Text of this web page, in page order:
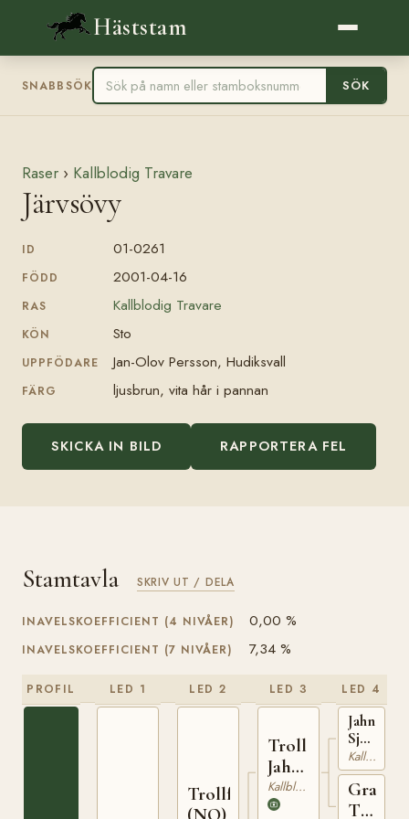
Häststam
SNABBSÖK SÖK
Raser › Kallblodig Travare
Järvsövy
ID 01-0261
FÖDD 2001-04-16
RAS Kallblodig Travare
KÖN Sto
UPPFÖDARE Jan-Olov Persson, Hudiksvall
FÄRG ljusbrun, vita hår i pannan
SKICKA IN BILD RAPPORTERA FEL
Stamtavla SKRIV UT / DELA
INAVELSKOEFFICIENT (4 NIVÅER) 0,00 %
INAVELSKOEFFICIENT (7 NIVÅER) 7,34 %
PROFIL LED 1 LED 2
Trollfaks
LED 3
Troll
Jahn
(NO)
Kallblodig Travare
LED 4
Jahn
Sjur
(NO)
T-
254
Kallblodig Travare
Grans
Turi